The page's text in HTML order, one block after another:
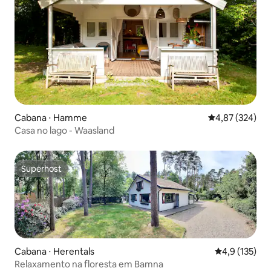
Cabana ⋅ Hamme 4,87 de uma
4,87 (324)
Casa no lago - Waasland
Superhost
Superhost
Cabana ⋅ Herentals 4,9 de uma
4,9 (135)
Relaxamento na floresta em Bamna